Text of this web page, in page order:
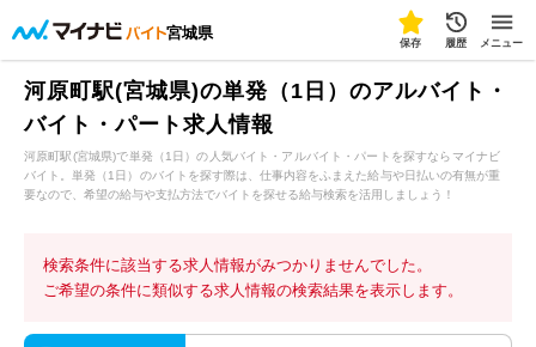
宮城県
保存 履歴 メニュー
河原町駅(宮城県)の単発（1日）のアルバイト・
バイト・パート求人情報
河原町駅(宮城県)で単発（1日）の人気バイト・アルバイト・パートを探すならマイナビ
バイト。単発（1日）のバイトを探す際は、仕事内容をふまえた給与や日払いの有無が重
要なので、希望の給与や支払方法でバイトを探せる給与検索を活用しましょう！
検索条件に該当する求人情報がみつかりませんでした。
ご希望の条件に類似する求人情報の検索結果を表示します。